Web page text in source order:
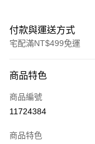
付款與運送方式
宅配滿NT$499免運
信用卡一次付款
運送方式
宅配
商品特色
商品編號
11724384
商品特色